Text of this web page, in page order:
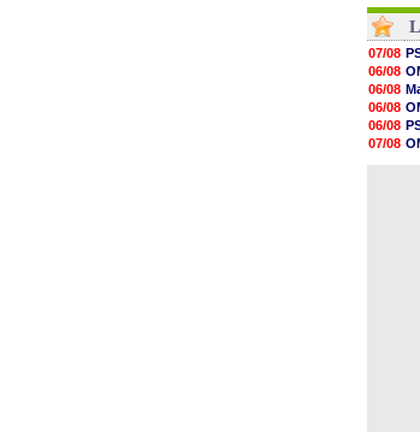
08h54
08h32
07/08
07/08
07/08
07/08
07/08
07/08
07/08
07/08
06/08
06/08
06/08
06/08
07/08